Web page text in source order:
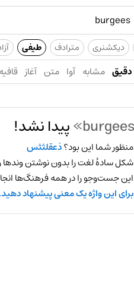
دیکشنری مترادف طیفی
دقیق مشابه آوا متن آغاز قافیه
پیدا نشد!
منظور شما این بود؟ذعقلثثس
شکل سادهٔ لغت را بدون نوشتن
این جست‌وجو را در همه فرهنگ‌ها
برای این واژه یک معنی پیشنهاد دهید.